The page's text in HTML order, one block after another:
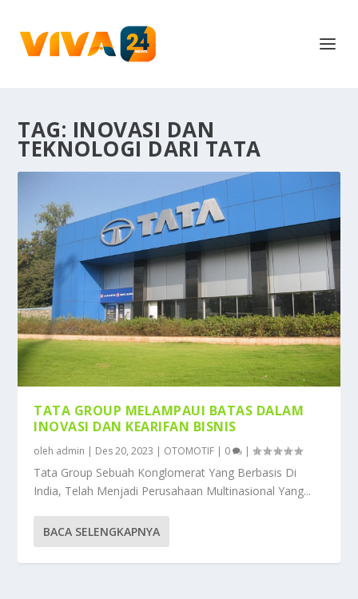
TAG: INOVASI DAN
TEKNOLOGI DARI TATA
TATA GROUP MELAMPAUI BATAS DALAM
INOVASI DAN KEARIFAN BISNIS
oleh admin | Des 20, 2023 | OTOMOTIF | 0 |
Tata Group Sebuah Konglomerat Yang Berbasis Di
India, Telah Menjadi Perusahaan Multinasional Yang...
BACA SELENGKAPNYA